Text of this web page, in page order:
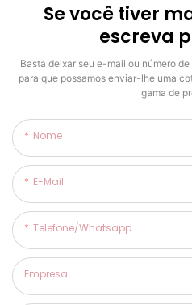
Se você tiver
escreva
Basta deixar seu e-mail ou número
para que possamos enviar-lhe uma
gama de
Nome
E-Mail
Telefone/whatsapp
Empresa